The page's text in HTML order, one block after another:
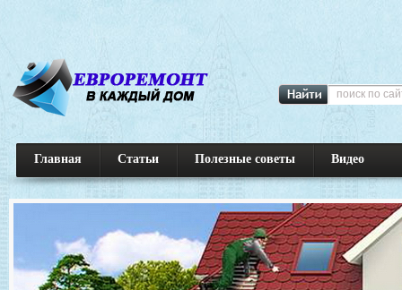
Главная Статьи Полезные советы Видео